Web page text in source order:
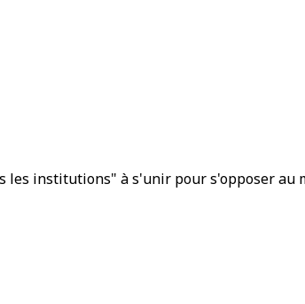
les institutions" à s'unir pour s'opposer au